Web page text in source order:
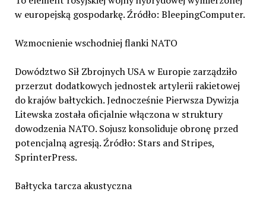
w europejską gospodarkę. Źródło: BleepingComputer.
Wzmocnienie wschodniej flanki NATO
Dowództwo Sił Zbrojnych USA w Europie zarządziło
przerzut dodatkowych jednostek artylerii rakietowej
do krajów bałtyckich. Jednocześnie Pierwsza Dywizja
Litewska została oficjalnie włączona w struktury
dowodzenia NATO. Sojusz konsoliduje obronę przed
potencjalną agresją. Źródło: Stars and Stripes,
SprinterPress.
Bałtycka tarcza akustyczna